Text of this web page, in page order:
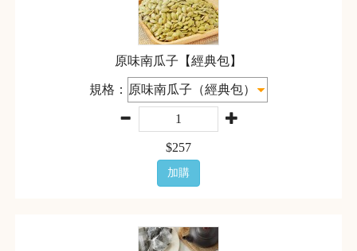
原味南瓜子【經典包】
規格：
$257
加購